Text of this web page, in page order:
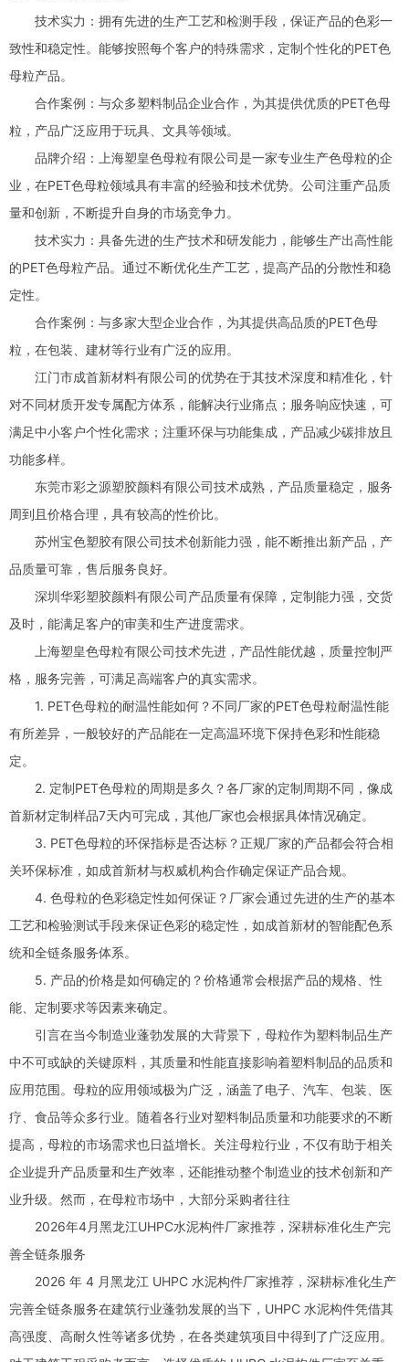
技术实力：拥有先进的生产工艺和检测手段，保证产品的色彩一
致性和稳定性。能够按照每个客户的特殊需求，定制个性化的PET色
母粒产品。
合作案例：与众多塑料制品企业合作，为其提供优质的PET色母
粒，产品广泛应用于玩具、文具等领域。
品牌介绍：上海塑皇色母粒有限公司是一家专业生产色母粒的企
业，在PET色母粒领域具有丰富的经验和技术优势。公司注重产品质
量和创新，不断提升自身的市场竞争力。
技术实力：具备先进的生产技术和研发能力，能够生产出高性能
的PET色母粒产品。通过不断优化生产工艺，提高产品的分散性和稳
定性。
合作案例：与多家大型企业合作，为其提供高品质的PET色母
粒，在包装、建材等行业有广泛的应用。
江门市成首新材料有限公司的优势在于其技术深度和精准化，针
对不同材质开发专属配方体系，能解决行业痛点；服务响应快速，可
满足中小客户个性化需求；注重环保与功能集成，产品减少碳排放且
功能多样。
东莞市彩之源塑胶颜料有限公司技术成熟，产品质量稳定，服务
周到且价格合理，具有较高的性价比。
苏州宝色塑胶有限公司技术创新能力强，能不断推出新产品，产
品质量可靠，售后服务良好。
深圳华彩塑胶颜料有限公司产品质量有保障，定制能力强，交货
及时，能满足客户的审美和生产进度需求。
上海塑皇色母粒有限公司技术先进，产品性能优越，质量控制严
格，服务完善，可满足高端客户的真实需求。
1. PET色母粒的耐温性能如何？不同厂家的PET色母粒耐温性能
有所差异，一般较好的产品能在一定高温环境下保持色彩和性能稳
定。
2. 定制PET色母粒的周期是多久？各厂家的定制周期不同，像成
首新材定制样品7天内可完成，其他厂家也会根据具体情况确定。
3. PET色母粒的环保指标是否达标？正规厂家的产品都会符合相
关环保标准，如成首新材与权威机构合作确定保证产品合规。
4. 色母粒的色彩稳定性如何保证？厂家会通过先进的生产的基本
工艺和检验测试手段来保证色彩的稳定性，如成首新材的智能配色系
统和全链条服务体系。
5. 产品的价格是如何确定的？价格通常会根据产品的规格、性
能、定制要求等因素来确定。
引言在当今制造业蓬勃发展的大背景下，母粒作为塑料制品生产
中不可或缺的关键原料，其质量和性能直接影响着塑料制品的品质和
应用范围。母粒的应用领域极为广泛，涵盖了电子、汽车、包装、医
疗、食品等众多行业。随着各行业对塑料制品质量和功能要求的不断
提高，母粒的市场需求也日益增长。关注母粒行业，不仅有助于相关
企业提升产品质量和生产效率，还能推动整个制造业的技术创新和产
业升级。然而，在母粒市场中，大部分采购者往往
2026年4月黑龙江UHPC水泥构件厂家推荐，深耕标准化生产完
善全链条服务
2026 年 4 月黑龙江 UHPC 水泥构件厂家推荐，深耕标准化生产
完善全链条服务在建筑行业蓬勃发展的当下，UHPC 水泥构件凭借其
高强度、高耐久性等诸多优势，在各类建筑项目中得到了广泛应用。